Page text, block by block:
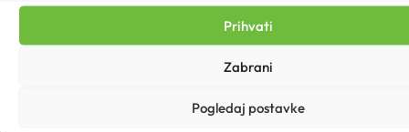
Prihvati
Zabrani
Pogledaj postavke